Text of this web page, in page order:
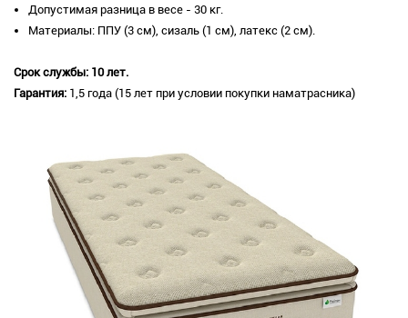
Допустимая разница в весе - 30 кг.
Материалы: ППУ (3 см), сизаль (1 см), латекс (2 см).
Срок службы: 10 лет.
Гарантия: 1,5 года (15 лет при условии покупки наматрасника)